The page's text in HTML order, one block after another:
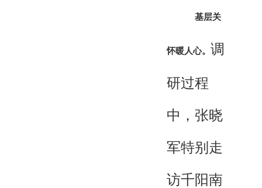
基层关
怀暖人心。 调
研过程
中，张晓
军特别走
访千阳南